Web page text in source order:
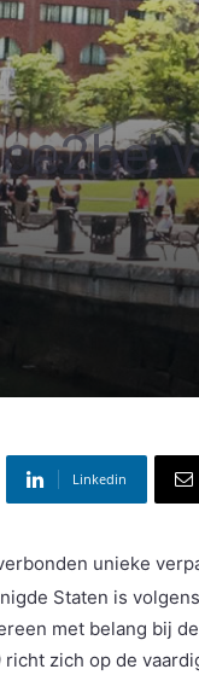
Linkedin
unieke
Staten is volgens
met belang bij
zich op de